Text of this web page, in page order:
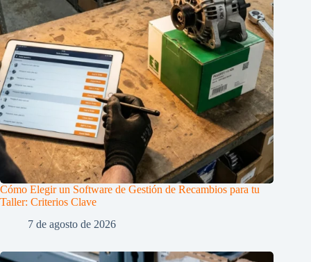
Cómo Elegir un Software de Gestión de Recambios para tu
Taller: Criterios Clave
7 de agosto de 2026